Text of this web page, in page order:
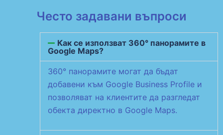
Често задавани въпроси
Как се използват 360° панорамите в
Google Maps?
360° панорамите могат да бъдат
добавени към Google Business Profile и
позволяват на клиентите да разгледат
обекта директно в Google Maps.